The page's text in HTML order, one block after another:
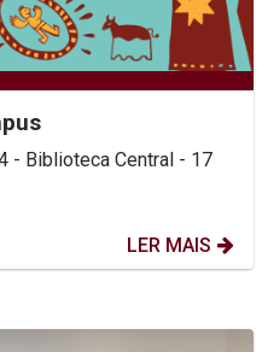
- Biblioteca Central - 17
LER MAIS